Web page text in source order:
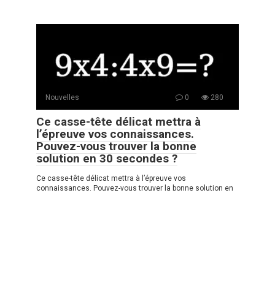
Nouvelles 0 280
Ce casse-tête délicat mettra à
l’épreuve vos connaissances.
Pouvez-vous trouver la bonne
solution en 30 secondes ?
Ce casse-tête délicat mettra à l’épreuve vos
connaissances. Pouvez-vous trouver la bonne solution en